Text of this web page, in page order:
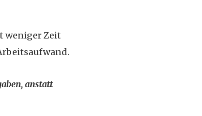
weniger Zeit
anstatt